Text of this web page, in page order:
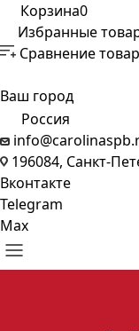
Корзина0
Избранные
Сравнение
Ваш город
Россия
196084, Санкт-
Вконтакте
Telegram
Max